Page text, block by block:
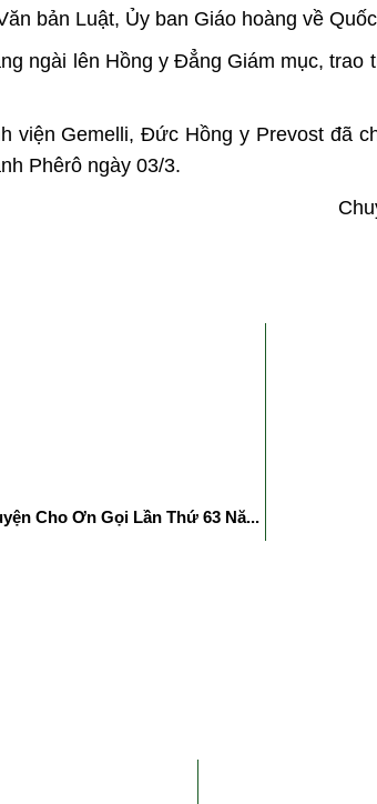
bản Luật, Ủy ban Giáo hoàng về
ngài lên Hồng y Đẳng Giám mục, trao
viện Gemelli, Đức Hồng y Prevost đã
Phêrô ngày 03/3.
Cho Ơn Gọi Lần Thứ 63 Nă...